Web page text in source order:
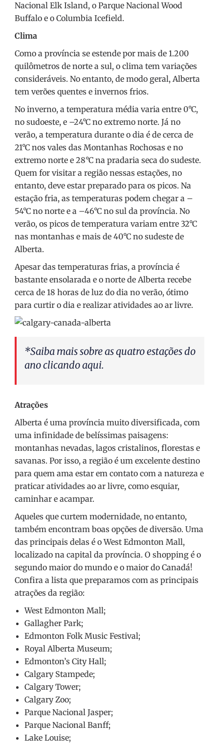
Nacional Elk Island, o Parque Nacional Wood
Buffalo e o Columbia Icefield.
Clima
Como a província se estende por mais de 1.200
quilômetros de norte a sul, o clima tem variações
consideráveis. No entanto, de modo geral, Alberta
tem verões quentes e invernos frios.
No inverno, a temperatura média varia entre 0°C,
no sudoeste, e –24°C no extremo norte. Já no
verão, a temperatura durante o dia é de cerca de
21°C nos vales das Montanhas Rochosas e no
extremo norte e 28°C na pradaria seca do sudeste.
Quem for visitar a região nessas estações, no
entanto, deve estar preparado para os picos. Na
estação fria, as temperaturas podem chegar a –
54°C no norte e a –46°C no sul da província. No
verão, os picos de temperatura variam entre 32°C
nas montanhas e mais de 40°C no sudeste de
Alberta.
Apesar das temperaturas frias, a província é
bastante ensolarada e o norte de Alberta recebe
cerca de 18 horas de luz do dia no verão, ótimo
para curtir o dia e realizar atividades ao ar livre.
*Saiba mais sobre as quatro estações do
ano clicandoaqui.
Atrações
Alberta é uma província muito diversificada, com
uma infinidade de belíssimas paisagens:
montanhas nevadas, lagos cristalinos, florestas e
savanas. Por isso, a região é um excelente destino
para quem ama estar em contato com a natureza e
praticar atividades ao ar livre, como esquiar,
caminhar e acampar.
Aqueles que curtem modernidade, no entanto,
também encontram boas opções de diversão. Uma
das principais delas é o West Edmonton Mall,
localizado na capital da província. O shopping é o
segundo maior do mundo e o maior do Canadá!
Confira a lista que preparamos com as principais
atrações da região:
West Edmonton Mall;
Gallagher Park;
Edmonton Folk Music Festival;
Royal Alberta Museum;
Edmonton’s City Hall;
Calgary Stampede;
Calgary Tower;
Calgary Zoo;
Parque Nacional Jasper;
Parque Nacional Banff;
Lake Louise;